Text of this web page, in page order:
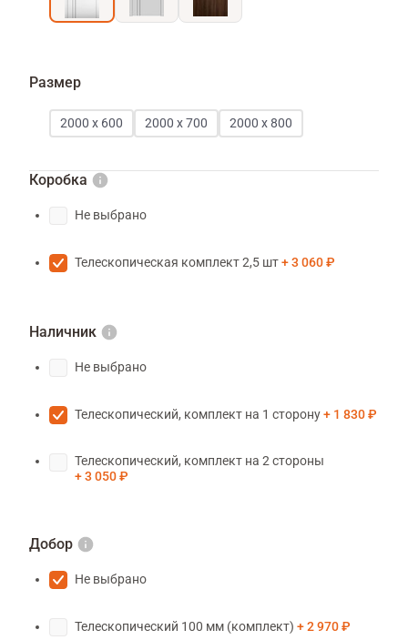
Размер
2000 х 600 2000 х 700 2000 х 800
Коробка
Не выбрано
Телескопическая комплект 2,5 шт 3 060 ₽
Наличник
Не выбрано
Телескопический, комплект на 1 сторону 1 830 ₽
Телескопический, комплект на 2 стороны
3 050 ₽
Добор
Не выбрано
Телескопический 100 мм (комплект) 2 970 ₽